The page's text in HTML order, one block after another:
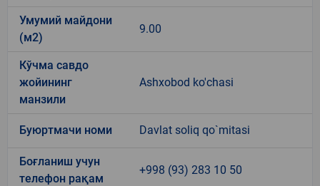
Умумий майдони
(м2)
9.00
Кўчма савдо
жойининг
манзили
Ashxobod ko'chasi
Буюртмачи номи Davlat soliq qo`mitasi
Боғланиш учун
телефон рақам
+998 (93) 283 10 50